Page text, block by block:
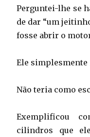
Perguntei-lhe se
de dar “um
fosse abrir o
Ele simplesmente
Não teria como
Exemplificou
cilindros que